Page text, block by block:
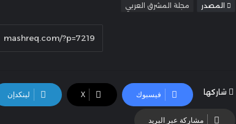
المصدر مجلة المشرق العربي
شاركها فيسبوك ‫X لينكدإن
مشاركة عبر البريد